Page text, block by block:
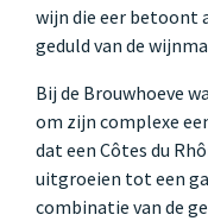
wijn die eer betoont
geduld van de
Bij de Brouwhoeve
om zijn complexe
dat een Côtes du
uitgroeien tot een
combinatie van de